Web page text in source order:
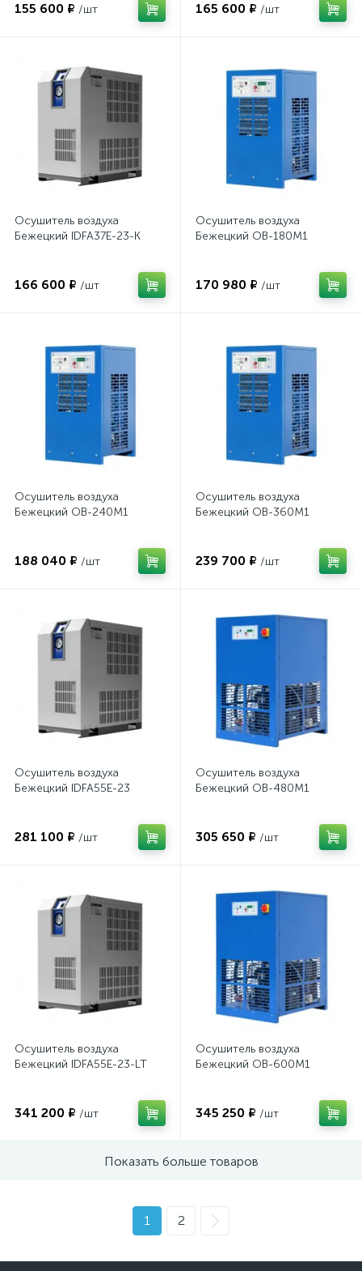
155 600 ₽ /шт 165 600 ₽ /шт
Осушитель воздуха
Бежецкий IDFA37E-23-K
166 600 ₽ /шт
Осушитель воздуха
Бежецкий ОВ-180М1
170 980 ₽ /шт
Осушитель воздуха
Бежецкий ОВ-240М1
188 040 ₽ /шт
Осушитель воздуха
Бежецкий ОВ-360М1
239 700 ₽ /шт
Осушитель воздуха
Бежецкий IDFA55E-23
281 100 ₽ /шт
Осушитель воздуха
Бежецкий ОВ-480М1
305 650 ₽ /шт
Осушитель воздуха
Бежецкий IDFA55E-23-LT
341 200 ₽ /шт
Осушитель воздуха
Бежецкий ОВ-600М1
345 250 ₽ /шт
Показать больше товаров
1 2